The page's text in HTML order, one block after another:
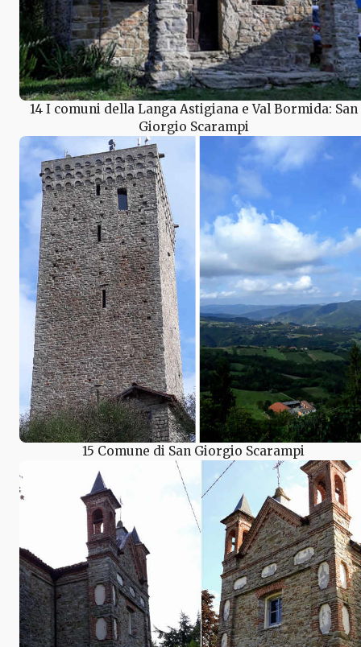
14 I comuni della Langa Astigiana e Val Bormida: San
Giorgio Scarampi
15 Comune di San Giorgio Scarampi